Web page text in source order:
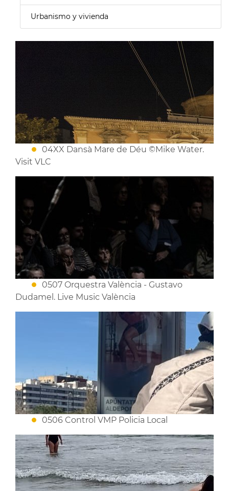
Urbanismo y vivienda
04XX Dansà Mare de Déu ©Mike Water.
Visit VLC
0507 Orquestra València - Gustavo
Dudamel. Live Music València
0506 Control VMP Policia Local